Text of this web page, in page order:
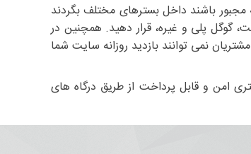
مجبور باشند داخل بسترهای مختلف بگردند
گوگل پلی و غیره، قرار دهید. همچنین در
نمی توانند بازدید روزانه سایت شما
امن و قابل پرداخت از طریق درگاه های